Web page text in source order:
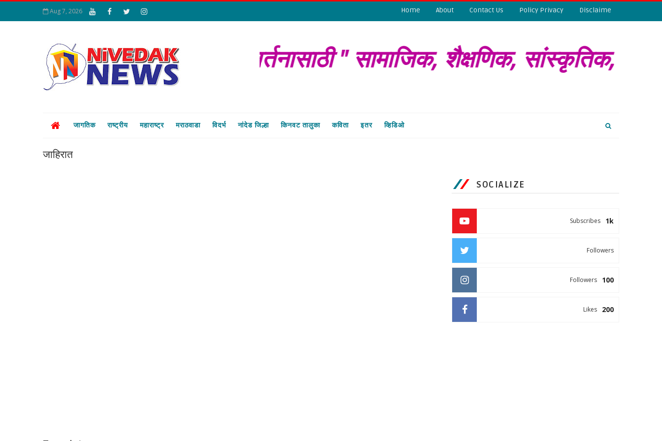
Aug 7, 2026 Home About Contact Us Policy Privacy Disclaime
न्यूज : समाज परिवर्तनासाठी " सामाजिक, शैक्षणिक, सांस्कृतिक,
जागतिक राष्ट्रीय महाराष्ट्र मराठवाडा विदर्भ नांदेड जिल्हा किनवट तालुका कविता इतर व्हिडिओ
जाहिरात
SOCIALIZE
1k
Subscribes
Followers
100
Followers
200
Likes